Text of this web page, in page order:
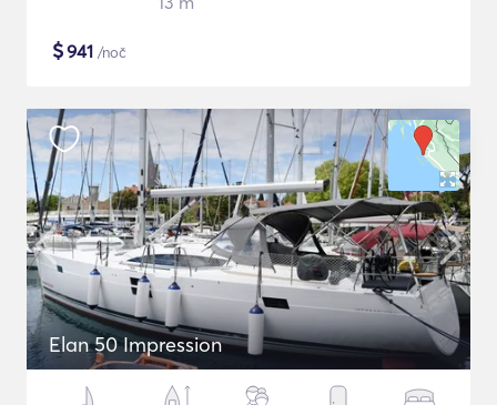
$941 /noč
Elan 50 Impression